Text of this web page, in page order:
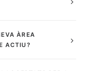
ÀREA
ACTIU?